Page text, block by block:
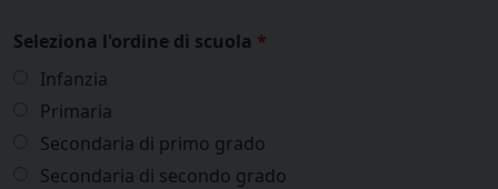
Seleziona l'ordine di scuola *
Infanzia
Primaria
Secondaria di primo grado
Secondaria di secondo grado